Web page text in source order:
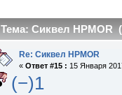
Тема: Сиквел HPMOR
Re: Сиквел HPMOR
« Ответ #15 : 15 Января
(−)1